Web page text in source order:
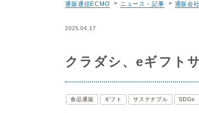
通販通信ECMO ニュース・記事 通販会社
2025.04.17
クラダシ、eギフト
食品通販 ギフト サステナブル SDGs